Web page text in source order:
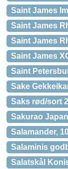
Saint James
Saint James
Saint James
Saint James
Saint
Sake
Saks rød/sort
Sakurao
Salamander,
Salaminis
Salatskål